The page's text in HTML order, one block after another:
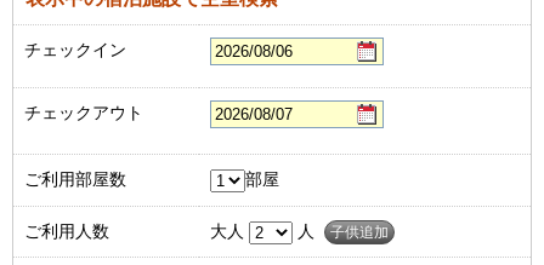
チェックイン
チェックアウト
ご利用部屋数 部屋
ご利用人数 大人 人 子供追加